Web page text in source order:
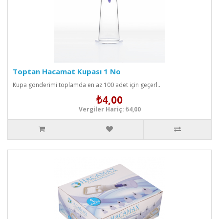
Toptan Hacamat Kupası 1 No
Kupa gönderimi toplamda en az 100 adet için geçerl..
₺4,00
Vergiler Hariç: ₺4,00